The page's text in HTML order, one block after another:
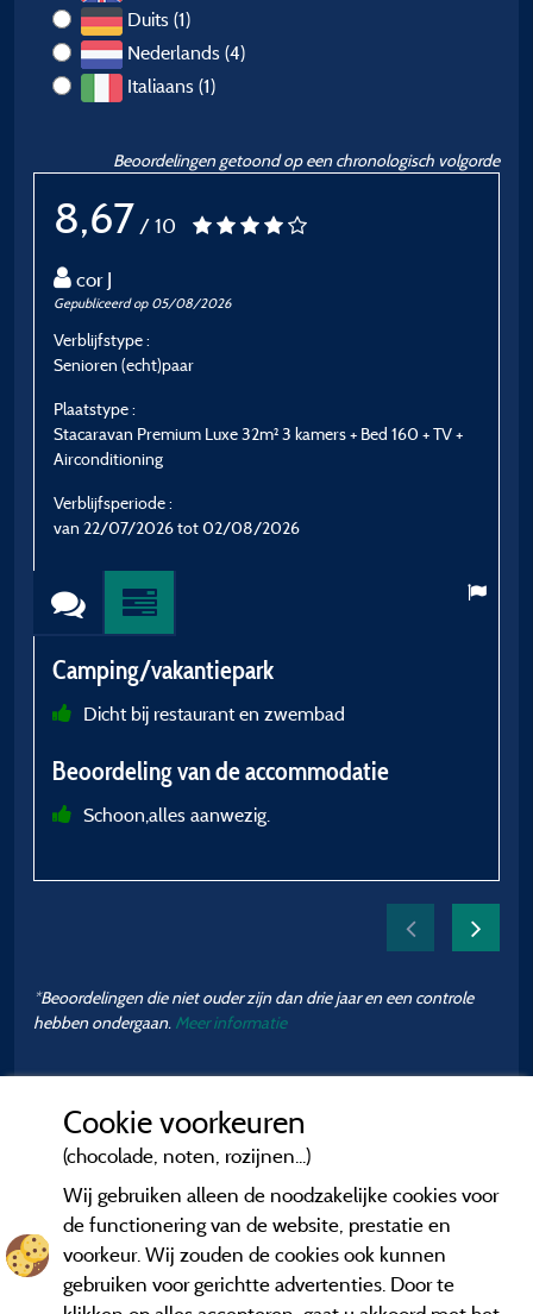
Duits (1)
Nederlands (4)
Italiaans (1)
Beoordelingen getoond op een chronologisch volgorde
8,67 / 10
cor J
Gepubliceerd op 05/08/2026
Verblijfstype :
Senioren (echt)paar
Plaatstype :
Stacaravan Premium Luxe 32m² 3 kamers + Bed 160 + TV +
Airconditioning
Verblijfsperiode :
van 22/07/2026 tot 02/08/2026
Camping/vakantiepark
Dicht bij restaurant en zwembad
Beoordeling van de accommodatie
Schoon,alles aanwezig.
*Beoordelingen die niet ouder zijn dan drie jaar en een controle
hebben ondergaan. Meer informatie
Cookie voorkeuren
(chocolade, noten, rozijnen...)
Wij gebruiken alleen de noodzakelijke cookies voor
de functionering van de website, prestatie en
voorkeur. Wij zouden de cookies ook kunnen
gebruiken voor gerichtte advertenties. Door te